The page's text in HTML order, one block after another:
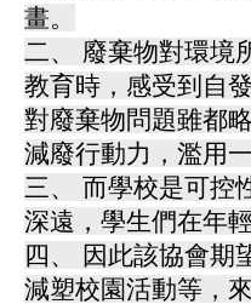
畫。
二、 廢棄物對環境
教育時，感受到自
對廢棄物問題雖都
減廢行動力，濫用
三、 而學校是可控
深遠，學生們在年
四、 因此該協會期
減塑校園活動等，